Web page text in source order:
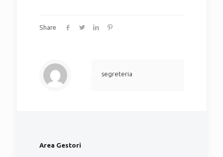
Share
segreteria
Area Gestori